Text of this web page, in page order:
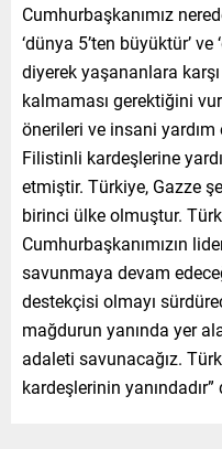
Cumhurbaşkanımız
‘dünya 5’ten büyüktür’
diyerek yaşananlara
kalmaması gerektiğini
önerileri ve insani
Filistinli kardeşlerine
etmiştir. Türkiye, Gazze
birinci ülke olmuştur.
Cumhurbaşkanımızın
savunmaya devam
destekçisi olmayı
mağdurun yanında yer
adaleti savunacağız.
kardeşlerinin yanındadır”